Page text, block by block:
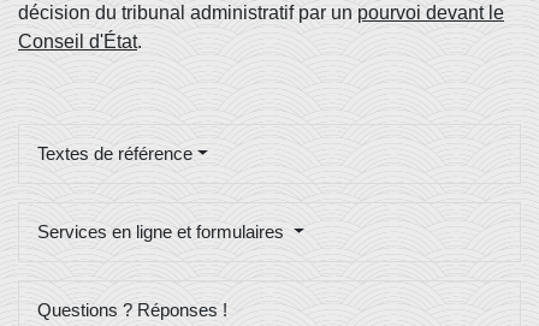
décision du tribunal administratif par un pourvoi devant le
Conseil d'État.
Textes de référence
Services en ligne et formulaires
Questions ? Réponses !